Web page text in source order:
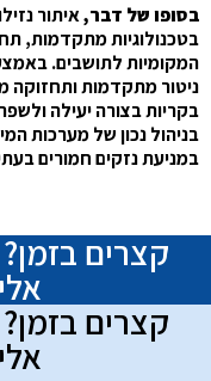
בסופו של דבר,איתור
בטכנולוגיות מתקדמות,
המקומיות לתושבים.
ניטור מתקדמות ותחזוקה
בקריות בצורה יעילה
בניהול נכון של מערכות
במניעת נזקים חמורים
קצרים
קצרים